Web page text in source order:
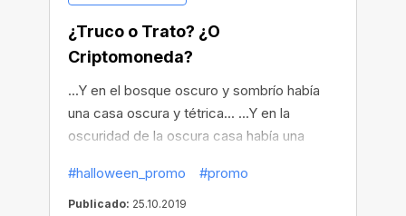
¿Truco o Trato? ¿O
Criptomoneda?
...Y en el bosque oscuro y sombrío había
una casa oscura y tétrica... ...Y en la
oscuridad de la oscura casa había una
oscuridad, en la habitación oscura, se
entreveía la silueta oscura y borrosa de un
#halloween_promo #promo
Publicado: 25.10.2019